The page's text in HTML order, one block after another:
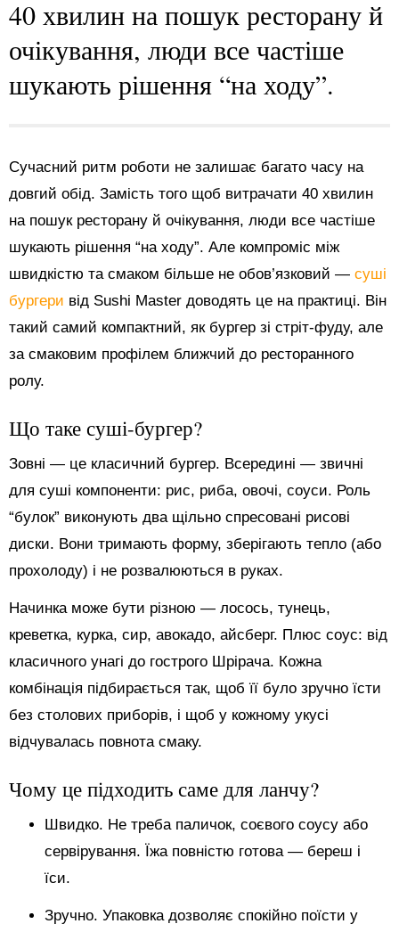
40 хвилин на пошук ресторану й
очікування, люди все частіше
шукають рішення “на ходу”.
Сучасний ритм роботи не залишає багато часу на
довгий обід. Замість того щоб витрачати 40 хвилин
на пошук ресторану й очікування, люди все частіше
шукають рішення “на ходу”. Але компроміс між
швидкістю та смаком більше не обов’язковий — суші
бургери від Sushi Master доводять це на практиці. Він
такий самий компактний, як бургер зі стріт-фуду, але
за смаковим профілем ближчий до ресторанного
ролу.
Що таке суші-бургер?
Зовні — це класичний бургер. Всередині — звичні
для суші компоненти: рис, риба, овочі, соуси. Роль
“булок” виконують два щільно спресовані рисові
диски. Вони тримають форму, зберігають тепло (або
прохолоду) і не розвалюються в руках.
Начинка може бути різною — лосось, тунець,
креветка, курка, сир, авокадо, айсберг. Плюс соус: від
класичного унагі до гострого Шрірача. Кожна
комбінація підбирається так, щоб її було зручно їсти
без столових приборів, і щоб у кожному укусі
відчувалась повнота смаку.
Чому це підходить саме для ланчу?
Швидко. Не треба паличок, соєвого соусу або
сервірування. Їжа повністю готова — береш і
їси.
Зручно. Упаковка дозволяє спокійно поїсти у